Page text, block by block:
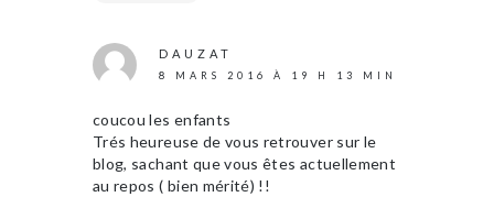
DAUZAT
8 MARS 2016 À 19 H 13 MIN
coucou les enfants
Trés heureuse de vous retrouver sur le
blog, sachant que vous êtes actuellement
au repos ( bien mérité) !!